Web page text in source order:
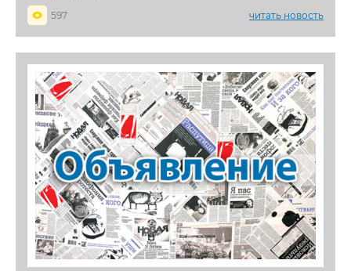
597
читать новость